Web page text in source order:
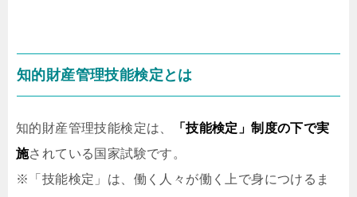
知的財産管理技能検定とは
知的財産管理技能検定は、
「技能検定」制度の下で実
施されている国家試験です。
※「技能検定」は、働く人々が働く上で身につけるま